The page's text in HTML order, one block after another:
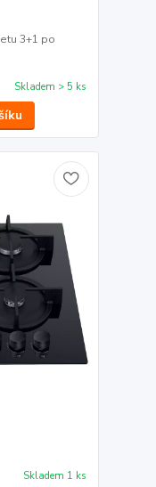
3+1 po
Skladem > 5 ks
Skladem 1 ks